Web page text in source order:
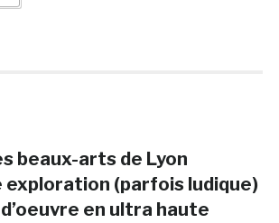
beaux-arts de Lyon
exploration (parfois ludique)
en ultra haute